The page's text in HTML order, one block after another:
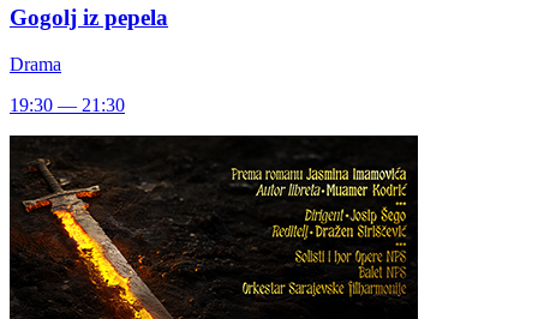
Gogolj iz pepela
Drama
19:30 — 21:30